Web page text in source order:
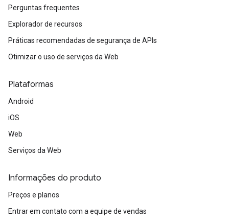
Perguntas frequentes
Explorador de recursos
Práticas recomendadas de segurança de APIs
Otimizar o uso de serviços da Web
Plataformas
Android
iOS
Web
Serviços da Web
Informações do produto
Preços e planos
Entrar em contato com a equipe de vendas